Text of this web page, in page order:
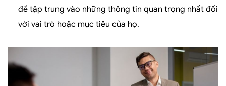
để tập trung vào những thông tin quan trọng nhất đối
với vai trò hoặc mục tiêu của họ.